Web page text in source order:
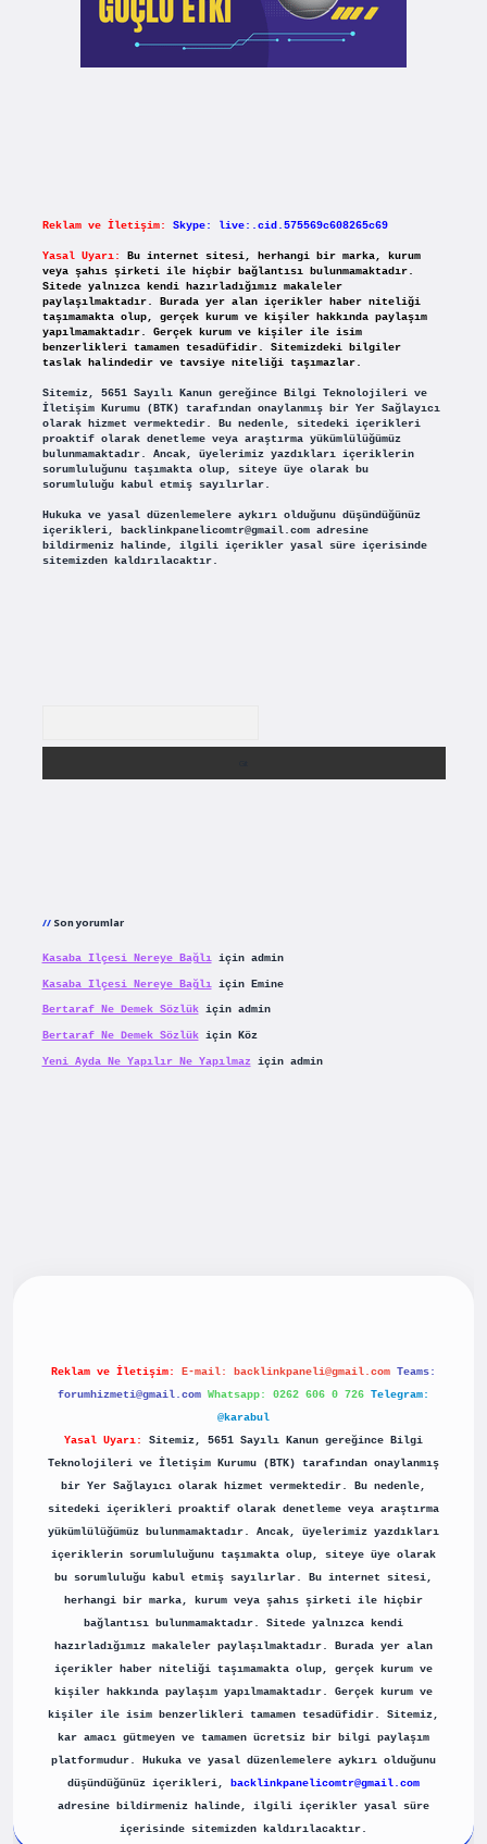
Reklam ve İletişim: Skype: live:.cid.575569c608265c69
Yasal Uyarı:
Bu internet sitesi, herhangi bir marka, kurum
veya şahıs şirketi ile hiçbir bağlantısı bulunmamaktadır.
Sitede yalnızca kendi hazırladığımız makaleler
paylaşılmaktadır. Burada yer alan içerikler haber niteliği
taşımamakta olup, gerçek kurum ve kişiler hakkında paylaşım
yapılmamaktadır. Gerçek kurum ve kişiler ile isim
benzerlikleri tamamen tesadüfidir. Sitemizdeki bilgiler
taslak halindedir ve tavsiye niteliği taşımazlar.
Sitemiz, 5651 Sayılı Kanun gereğince Bilgi Teknolojileri ve
İletişim Kurumu (BTK) tarafından onaylanmış bir Yer Sağlayıcı
olarak hizmet vermektedir. Bu nedenle, sitedeki içerikleri
proaktif olarak denetleme veya araştırma yükümlülüğümüz
bulunmamaktadır. Ancak, üyelerimiz yazdıkları içeriklerin
sorumluluğunu taşımakta olup, siteye üye olarak bu
sorumluluğu kabul etmiş sayılırlar.
Hukuka ve yasal düzenlemelere aykırı olduğunu düşündüğünüz
içerikleri, backlinkpanelicomtr@gmail.comadresine
bildirmeniz halinde, ilgili içerikler yasal süre içerisinde
sitemizden kaldırılacaktır.
Son yorumlar
Kasaba Ilçesi Nereye Bağlıiçin admin
Kasaba Ilçesi Nereye Bağlıiçin Emine
Bertaraf Ne Demek Sözlükiçin admin
Bertaraf Ne Demek Sözlükiçin Köz
Yeni Ayda Ne Yapılır Ne Yapılmaziçin admin
Reklam ve İletişim: E-mail: backlinkpaneli@gmail.com Teams:
forumhizmeti@gmail.com Whatsapp: 0262 606 0 726 Telegram:
@karabul
Yasal Uyarı:
Sitemiz, 5651 Sayılı Kanun gereğince Bilgi
Teknolojileri ve İletişim Kurumu (BTK) tarafından onaylanmış
bir Yer Sağlayıcı olarak hizmet vermektedir. Bu nedenle,
sitedeki içerikleri proaktif olarak denetleme veya araştırma
yükümlülüğümüz bulunmamaktadır. Ancak, üyelerimiz yazdıkları
içeriklerin sorumluluğunu taşımakta olup, siteye üye olarak
bu sorumluluğu kabul etmiş sayılırlar. Bu internet sitesi,
herhangi bir marka, kurum veya şahıs şirketi ile hiçbir
bağlantısı bulunmamaktadır. Sitede yalnızca kendi
hazırladığımız makaleler paylaşılmaktadır. Burada yer alan
içerikler haber niteliği taşımamakta olup, gerçek kurum ve
kişiler hakkında paylaşım yapılmamaktadır. Gerçek kurum ve
kişiler ile isim benzerlikleri tamamen tesadüfidir. Sitemiz,
kar amacı gütmeyen ve tamamen ücretsiz bir bilgi paylaşım
platformudur. Hukuka ve yasal düzenlemelere aykırı olduğunu
düşündüğünüz içerikleri,
backlinkpanelicomtr@gmail.com
adresine bildirmeniz halinde, ilgili içerikler yasal süre
içerisinde sitemizden kaldırılacaktır.